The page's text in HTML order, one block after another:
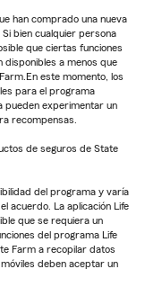
han comprado una nueva
bien cualquier persona
que ciertas funciones
disponibles a menos que
este momento, los
para el programa
pueden experimentar un
recompensas.
de seguros de State
del programa y varía
acuerdo. La aplicación Life
que se requiera un
del programa Life
Farm a recopilar datos
deben aceptar un